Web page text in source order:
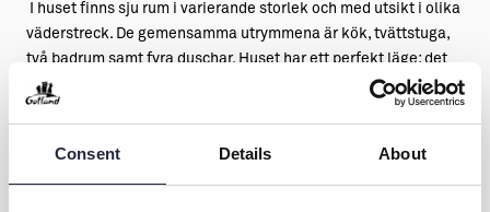
Consent Details About
I huset finns sju rum i varierande storlek och med utsikt i olika
väderstreck. De gemensamma utrymmena är kök, tvättstuga,
två badrum samt fyra duschar. Huset har ett perfekt läge; det
ligger med entrén på Travegatan, granne med Visbys
glasblåseri, uppför gatan ligger ruinen Drotten och strax
finns den vackra botaniska trädgården på några minuters
avstånd liksom Almedalen och hamnen där även Uppsala